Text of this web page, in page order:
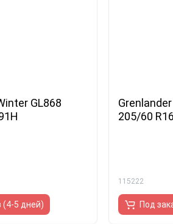
GL868
(4-5 дней)
205/60
115222
Под